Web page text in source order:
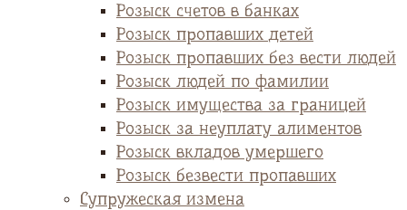
Розыск счетов в банках
Розыск пропавших детей
Розыск пропавших без вести людей
Розыск людей по фамилии
Розыск имущества за границей
Розыск за неуплату алиментов
Розыск вкладов умершего
Розыск безвести пропавших
Супружеская измена